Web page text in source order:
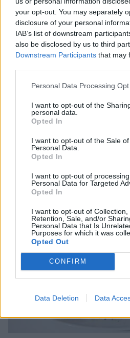
your opt-out. You may separately
disclosure of your personal
IAB’s list of downstream
also be disclosed by us to third
Downstream Participants that may
Personal Data Processing
I want to opt-out of the
personal data.
Opted In
I want to opt-out of the Sale
Personal Data.
Opted In
I want to opt-out of
Personal Data for Targeted
Opted In
I want to opt-out of Collection,
Retention, Sale, and/or
Personal Data that Is
Purposes for which it was
Opted Out
CONFIRM
Data Deletion Data
Παραδοσιακοί
05/08/2026 11:54